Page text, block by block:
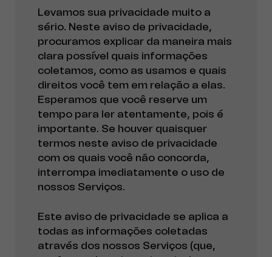
Levamos sua privacidade muito a
sério. Neste aviso de privacidade,
procuramos explicar da maneira mais
clara possível quais informações
coletamos, como as usamos e quais
direitos você tem em relação a elas.
Esperamos que você reserve um
tempo para ler atentamente, pois é
importante. Se houver quaisquer
termos neste aviso de privacidade
com os quais você não concorda,
interrompa imediatamente o uso de
nossos Serviços.
Este aviso de privacidade se aplica a
todas as informações coletadas
através dos nossos Serviços (que,